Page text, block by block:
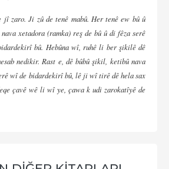
jî zaro. Ji zû de tenê mabû. Her tenê ew bû û
xetadora (ramka) reş de bû û di fêza serê
bû. Hebûna wî, ruhê li ber şikilê dê
nedikir. Rast e, dê bûbû şikil, ketibû nava
wî de bidardekirî bû, lê ji wî tirê dê hela sax
çavê wê li wî ye, çawa k udi zarokatîyê de